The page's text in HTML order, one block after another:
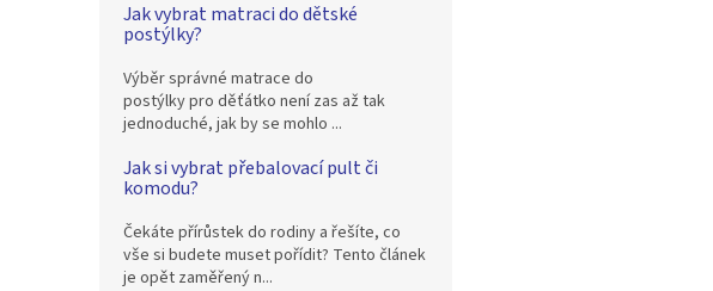
Jak vybrat matraci do dětské
postýlky?
Výběr správné matrace do
postýlky pro děťátko není zas až tak
jednoduché, jak by se mohlo ...
Jak si vybrat přebalovací pult či
komodu?
Čekáte přírůstek do rodiny a řešíte, co
vše si budete muset pořídit? Tento článek
je opět zaměřený n...